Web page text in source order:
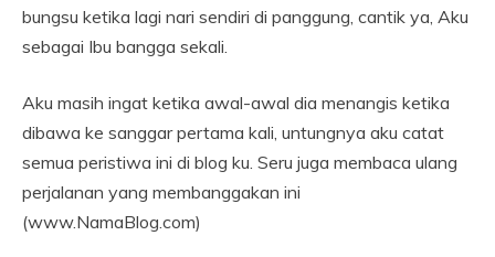
bungsu ketika lagi nari sendiri di panggung, cantik ya, Aku
sebagai Ibu bangga sekali.
Aku masih ingat ketika awal-awal dia menangis ketika
dibawa ke sanggar pertama kali, untungnya aku catat
semua peristiwa ini di blog ku. Seru juga membaca ulang
perjalanan yang membanggakan ini
(www.NamaBlog.com)